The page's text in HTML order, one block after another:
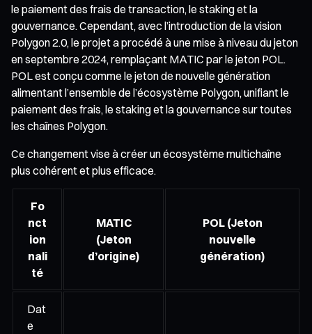
le paiement des frais de transaction, le staking et la
gouvernance. Cependant, avec l’introduction de la vision
Polygon 2.0, le projet a procédé à une mise à niveau du jeton
en septembre 2024, remplaçant MATIC par le jeton POL.
POL est conçu comme le jeton de nouvelle génération
alimentant l’ensemble de l’écosystème Polygon, unifiant le
paiement des frais, le staking et la gouvernance sur toutes
les chaînes Polygon.
Ce changement vise à créer un écosystème multichaîne
plus cohérent et plus efficace.
Fo
nct
ion
nali
té
MATIC
(Jeton
d’origine)
POL (Jeton
nouvelle
génération)
Dat
e